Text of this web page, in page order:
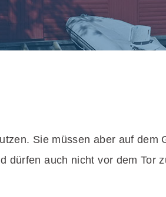
Sie müssen aber auf dem
dürfen auch nicht vor dem Tor